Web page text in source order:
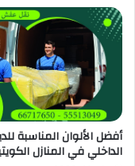
أفضل الألوان المناسبة
الداخلي في المنازل